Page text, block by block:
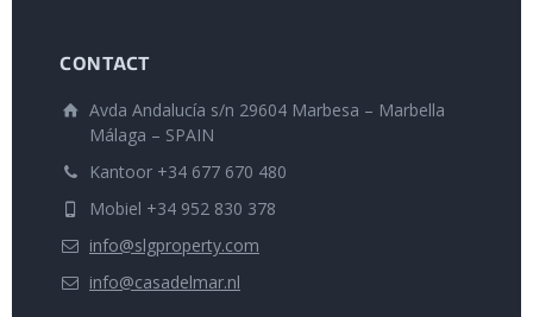
CONTACT
Avda Andalucía s/n 29604 Marbesa – Marbella
Málaga – SPAIN
Kantoor +34 677 670 480
Mobiel +34 952 830 378
info@slgproperty.com
info@casadelmar.nl